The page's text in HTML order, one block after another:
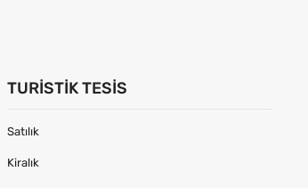
TURISTIK TESIS
Satılık
Kiralık